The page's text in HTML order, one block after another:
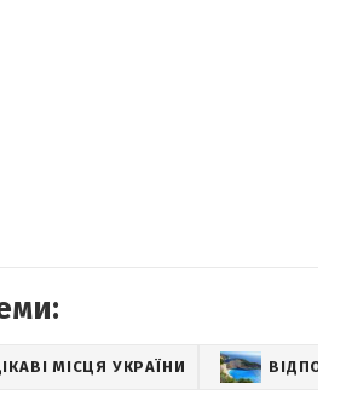
МІСЦЯ УКРАЇНИ